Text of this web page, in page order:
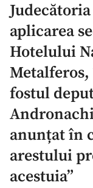
+1
aplicarea
Hotelului
fostul
anunțat în
arestului
acestuia”